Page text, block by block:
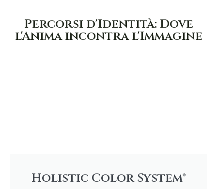
Percorsi d'Identità: Dove
l'Anima incontra l'Immagine
Holistic Color System®